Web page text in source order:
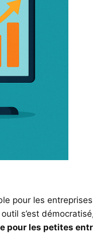
pour les
s’est
pour les petites